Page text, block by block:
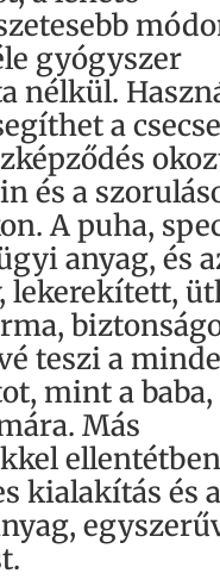
gyógyszer
nélkül.
a
és a
A puha,
anyag, és
lekerekített,
teszi a
mint a
Más
kialakítás és